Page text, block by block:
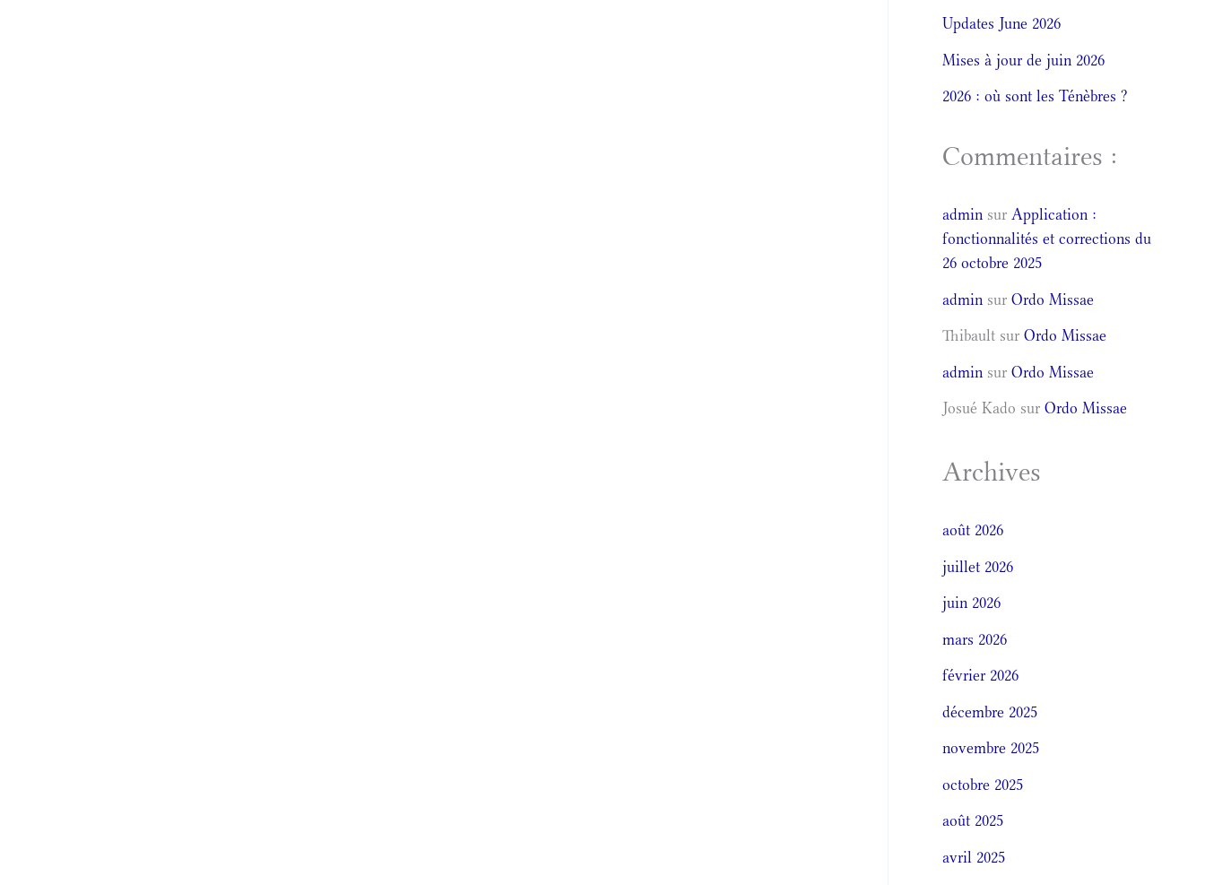
Updates June 2026
Mises à jour de juin 2026
2026 : où sont les Ténèbres ?
Commentaires :
admin surApplication :
fonctionnalités et corrections du
26 octobre 2025
admin surOrdo Missae
Thibault surOrdo Missae
admin surOrdo Missae
Josué Kado surOrdo Missae
Archives
août 2026
juillet 2026
juin 2026
mars 2026
février 2026
décembre 2025
novembre 2025
octobre 2025
août 2025
avril 2025